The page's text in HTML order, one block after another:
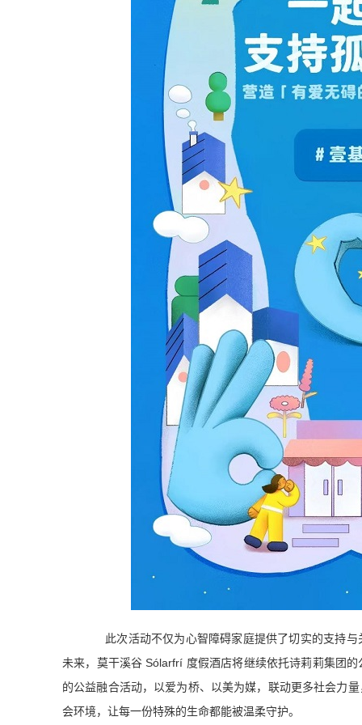
此次活动不仅为心智障碍家庭提供了切实的支持
未来，莫干溪谷 Sólarfrí 度假酒店将继续依托诗莉莉集团
的公益融合活动，以爱为桥、以美为媒，联动更多社会力
会环境，让每一份特殊的生命都能被温柔守护。